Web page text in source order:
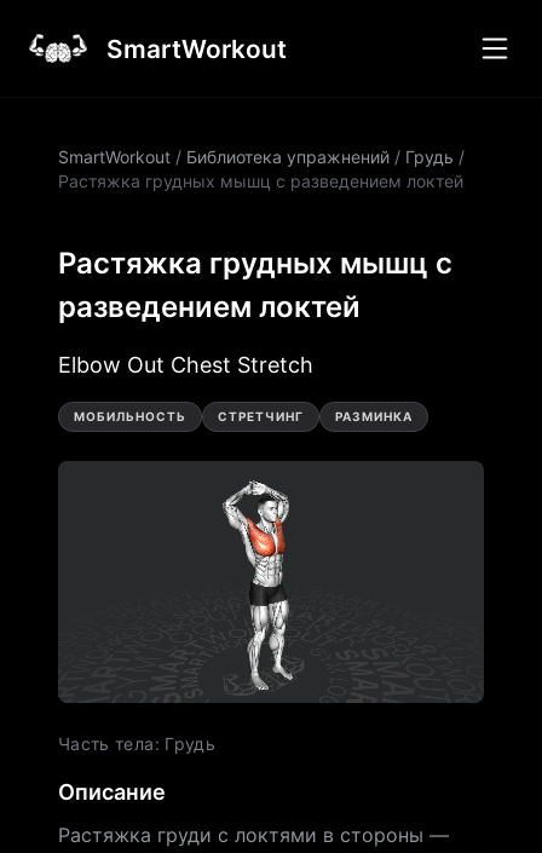
SmartWorkout
SmartWorkout / Библиотека упражнений / Грудь /
Растяжка грудных мышц с разведением локтей
Растяжка грудных мышц с
разведением локтей
Elbow Out Chest Stretch
МОБИЛЬНОСТЬ СТРЕТЧИНГ РАЗМИНКА
Часть тела: Грудь
Описание
Растяжка груди с локтями в стороны —